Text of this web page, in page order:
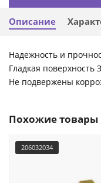
Описание
Надежность и
Гладкая
Не подвержены
Похожие товары
206032034